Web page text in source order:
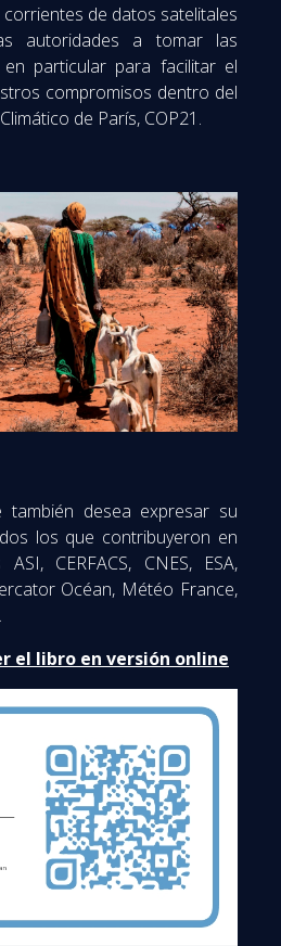
de datos satelitales
autoridades a tomar las
en particular para facilitar el
compromisos dentro del
de París, COP21.
también desea expresar su
los que contribuyeron en
CERFACS, CNES, ESA,
Océan, Météo France,
el libro en versión online